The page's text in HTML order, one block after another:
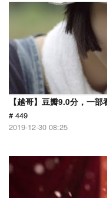
【越哥】豆瓣9.0分，一
# 449
2019-12-30 08:25